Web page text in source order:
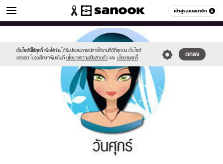
เข้าสู่ระบบสมาชิก
ดูดวง หมวดอื่นๆ
เว็บไซต์นี้ใช้คุกกี้ เพื่อให้ท่านได้รับประสบการณ์การใช้งานที่ดีที่สุดบน เว็บไซต์
ของเรา โปรดศึกษาเพิ่มเติมที่ นโยบายความเป็นส่วนตัว และ นโยบายคุกกี้
ตกลง
//s.isanook.com/sr/0/images/logo-
sanook.png
//s.isanook.com/ho/0/ud/13/69617/170-